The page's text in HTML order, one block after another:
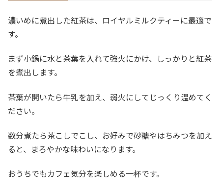
濃いめに煮出した紅茶は、ロイヤルミルクティーに最適で
す。
まず小鍋に水と茶葉を入れて強火にかけ、しっかりと紅茶
を煮出します。
茶葉が開いたら牛乳を加え、弱火にしてじっくり温めてく
ださい。
数分煮たら茶こしでこし、お好みで砂糖やはちみつを加え
ると、まろやかな味わいになります。
おうちでもカフェ気分を楽しめる一杯です。